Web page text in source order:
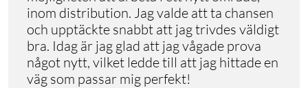
inom distribution. Jag valde att ta chansen
och upptäckte snabbt att jag trivdes väldigt
bra. Idag är jag glad att jag vågade prova
något nytt, vilket ledde till att jag hittade en
väg som passar mig perfekt!